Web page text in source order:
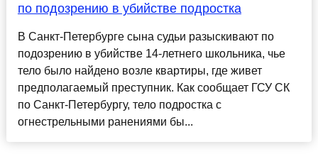
по подозрению в убийстве подростка
В Санкт-Петербурге сына судьи разыскивают по
подозрению в убийстве 14-летнего школьника, чье
тело было найдено возле квартиры, где живет
предполагаемый преступник. Как сообщает ГСУ СК
по Санкт-Петербургу, тело подростка с
огнестрельными ранениями бы...